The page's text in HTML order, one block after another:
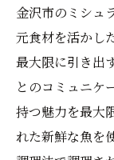
金沢市のミシュ
元食材を活かし
最大限に引き出
とのコミュニケ
持つ魅力を最大
れた新鮮な魚を